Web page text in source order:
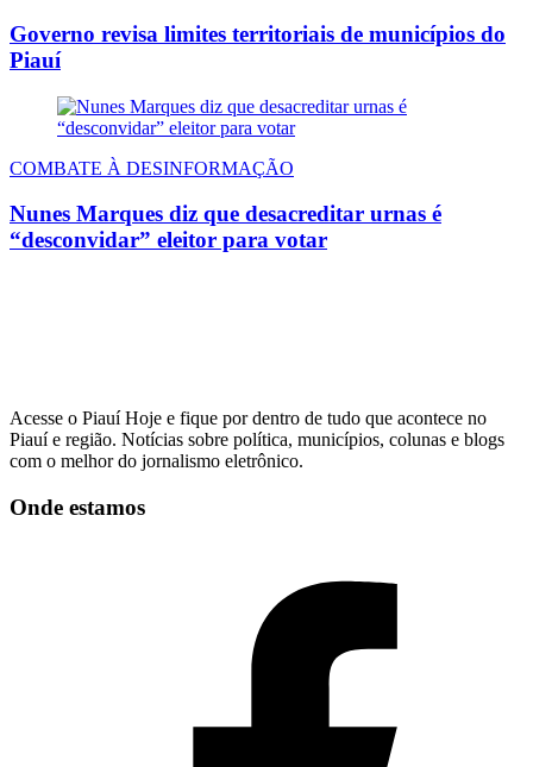
Governo revisa limites territoriais de municípios do
Piauí
COMBATE À DESINFORMAÇÃO
Nunes Marques diz que desacreditar urnas é
“desconvidar” eleitor para votar
Acesse o Piauí Hoje e fique por dentro de tudo que acontece no
Piauí e região. Notícias sobre política, municípios, colunas e blogs
com o melhor do jornalismo eletrônico.
Onde estamos